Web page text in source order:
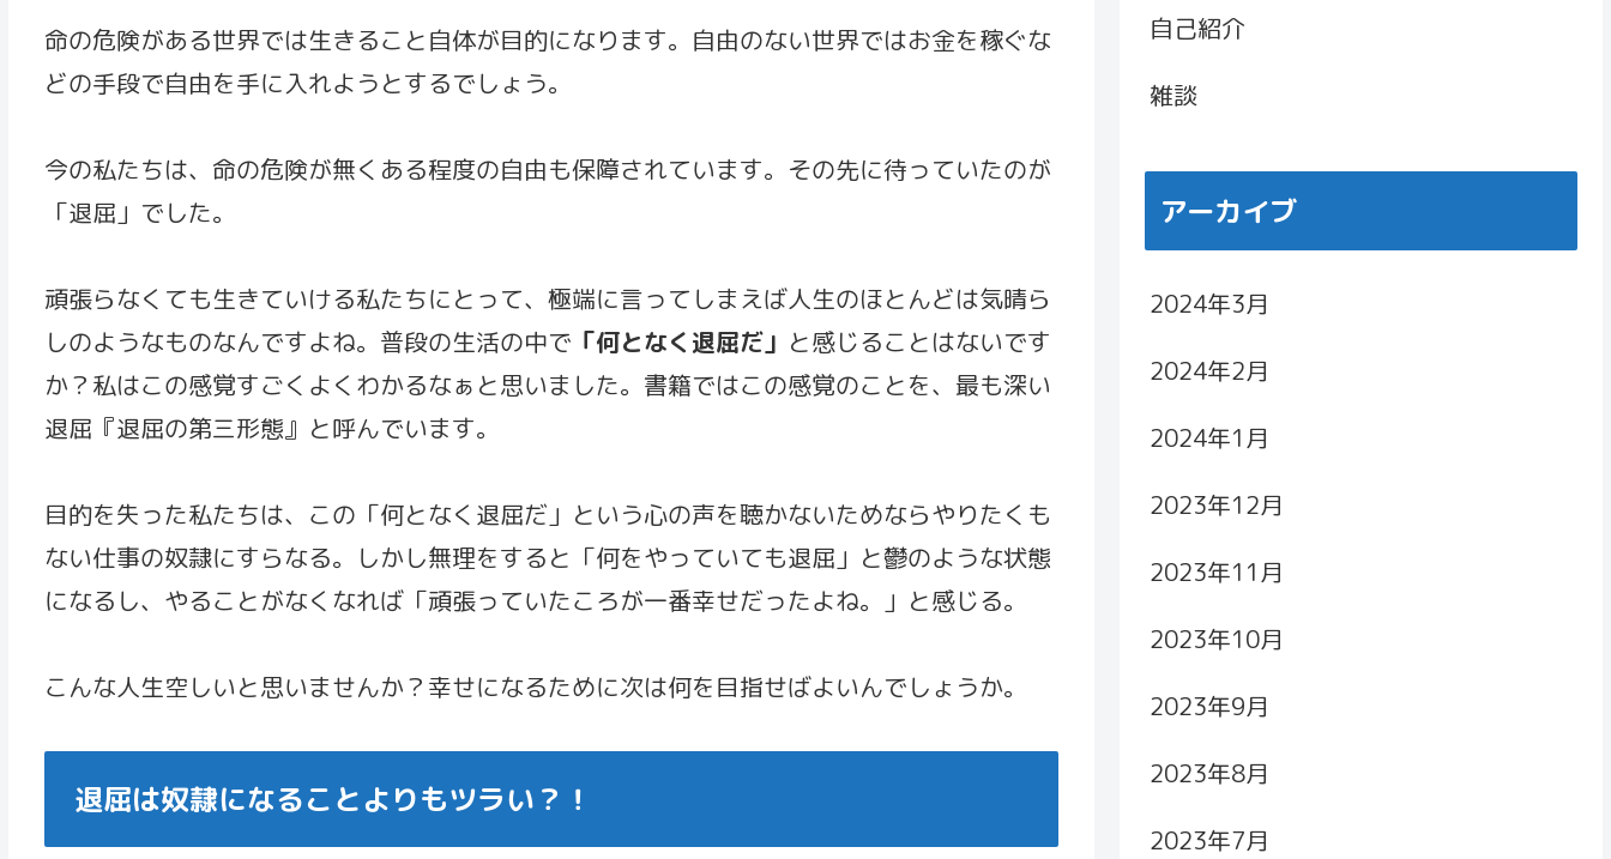
命の危険がある世界では生きること自体が目的になります。自由のない世界ではお金を稼ぐな
どの手段で自由を手に入れようとするでしょう。
今の私たちは、命の危険が無くある程度の自由も保障されています。その先に待っていたのが
「退屈」でした。
頑張らなくても生きていける私たちにとって、極端に言ってしまえば人生のほとんどは気晴ら
しのようなものなんですよね。普段の生活の中で 「何となく退屈だ」 と感じることはないです
か？私はこの感覚すごくよくわかるなぁと思いました。書籍ではこの感覚のことを、最も深い
退屈『退屈の第三形態』と呼んでいます。
目的を失った私たちは、この「何となく退屈だ」という心の声を聴かないためならやりたくも
ない仕事の奴隷にすらなる。しかし無理をすると「何をやっていても退屈」と鬱のような状態
になるし、やることがなくなれば「頑張っていたころが一番幸せだったよね。」と感じる。
こんな人生空しいと思いませんか？幸せになるために次は何を目指せばよいんでしょうか。
退屈は奴隷になることよりもツラい？！
自己紹介
雑談
アーカイブ
2024年3月
2024年2月
2024年1月
2023年12月
2023年11月
2023年10月
2023年9月
2023年8月
2023年7月